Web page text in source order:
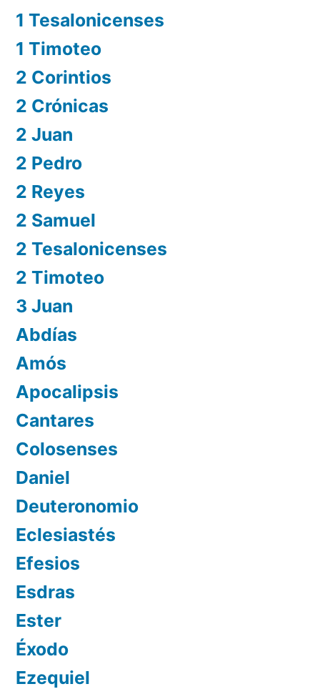
1 Tesalonicenses
1 Timoteo
2 Corintios
2 Crónicas
2 Juan
2 Pedro
2 Reyes
2 Samuel
2 Tesalonicenses
2 Timoteo
3 Juan
Abdías
Amós
Apocalipsis
Cantares
Colosenses
Daniel
Deuteronomio
Eclesiastés
Efesios
Esdras
Ester
Éxodo
Ezequiel